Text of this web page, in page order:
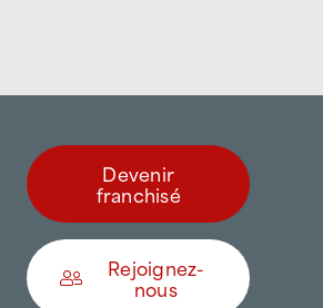
Devenir
franchisé
Rejoignez-
nous